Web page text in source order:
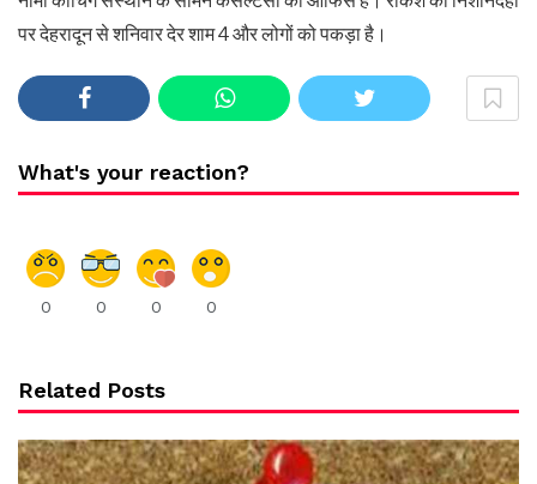
पर देहरादून से शनिवार देर शाम 4 और लोगों को पकड़ा है।
What's your reaction?
0 0 0 0
Related Posts